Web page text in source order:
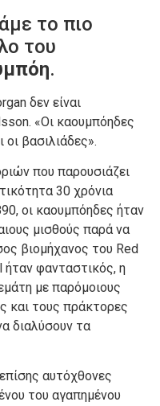
το πιο
του
.
δεν είναι
«Οι καουμπόηδες
οι βασιλιάδες».
που παρουσιάζει
30 χρόνια
οι καουμπόηδες ήταν
μισθούς παρά να
βιομήχανος του Red
φανταστικός, η
με παρόμοιους
και τους πράκτορες
διαλύσουν τα
αυτόχθονες
του αγαπημένου